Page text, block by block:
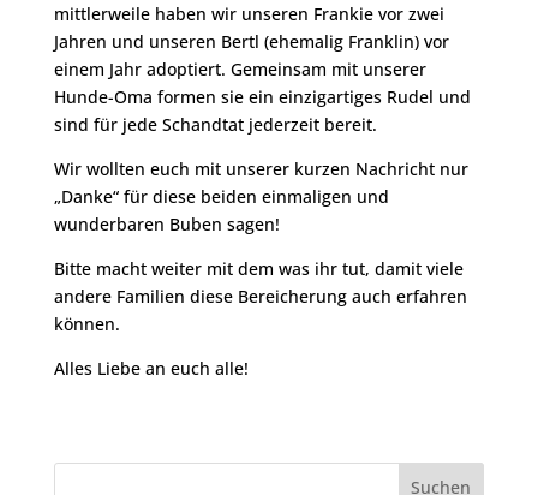
mittlerweile haben wir unseren Frankie vor zwei
Jahren und unseren Bertl (ehemalig Franklin) vor
einem Jahr adoptiert. Gemeinsam mit unserer
Hunde-Oma formen sie ein einzigartiges Rudel und
sind für jede Schandtat jederzeit bereit.
Wir wollten euch mit unserer kurzen Nachricht nur
„Danke“ für diese beiden einmaligen und
wunderbaren Buben sagen!
Bitte macht weiter mit dem was ihr tut, damit viele
andere Familien diese Bereicherung auch erfahren
können.
Alles Liebe an euch alle!